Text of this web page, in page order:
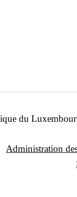
Administration